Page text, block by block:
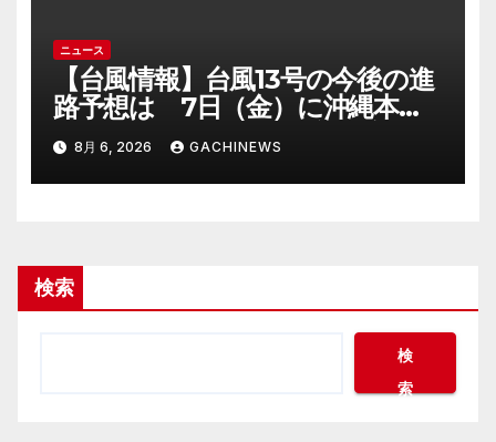
ニュース
【台風情報】台風13号の今後の進
路予想は 7日（金）に沖縄本島
に直撃するおそれ 一部の家屋が
倒壊するおそれがある猛烈な風が
吹く見込み(FNNプライムオンラ
8月 6, 2026 GACHINEWS
検索
検
索